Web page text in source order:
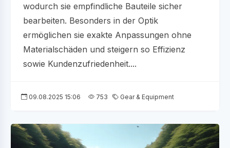
wodurch sie empfindliche Bauteile sicher
bearbeiten. Besonders in der Optik
ermöglichen sie exakte Anpassungen ohne
Materialschäden und steigern so Effizienz
sowie Kundenzufriedenheit....
09.08.2025 15:06 753 Gear & Equipment